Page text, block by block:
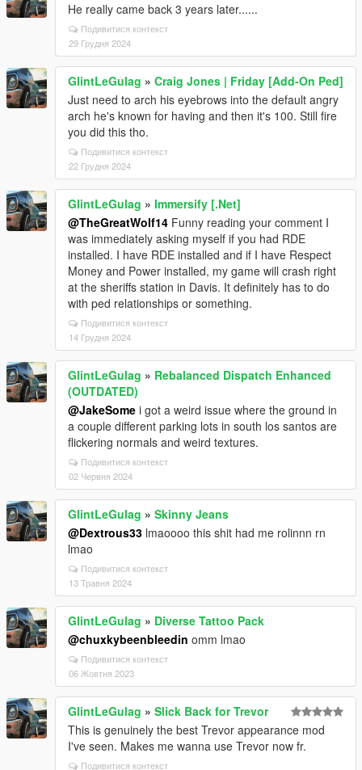
He really came back 3 years later......
Подивитися контекст
29 Грудня 2024
GlintLeGulag » Craig Jones | Friday [Add-On Ped]
Just need to arch his eyebrows into the default angry
arch he's known for having and then it's 100. Still fire
you did this tho.
Подивитися контекст
22 Грудня 2024
GlintLeGulag » Immersify [.Net]
@TheGreatWolf14 Funny reading your comment I
was immediately asking myself if you had RDE
installed. I have RDE installed and if I have Respect
Money and Power installed, my game will crash right
at the sheriffs station in Davis. It definitely has to do
with ped relationships or something.
Подивитися контекст
14 Грудня 2024
GlintLeGulag » Rebalanced Dispatch Enhanced
(OUTDATED)
@JakeSome i got a weird issue where the ground in
a couple different parking lots in south los santos are
flickering normals and weird textures.
Подивитися контекст
02 Червня 2024
GlintLeGulag » Skinny Jeans
@Dextrous33 lmaoooo this shit had me rolinnn rn
lmao
Подивитися контекст
13 Травня 2024
GlintLeGulag » Diverse Tattoo Pack
@chuxkybeenbleedin omm lmao
Подивитися контекст
06 Жовтня 2023
GlintLeGulag » Slick Back for Trevor
This is genuinely the best Trevor appearance mod
I've seen. Makes me wanna use Trevor now fr.
Подивитися контекст